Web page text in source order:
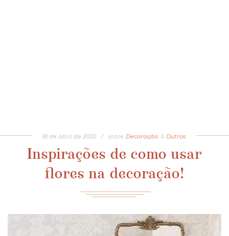
18 de abril de 2020 / sobre Decoração & Outros
Inspirações de como usar
flores na decoração!